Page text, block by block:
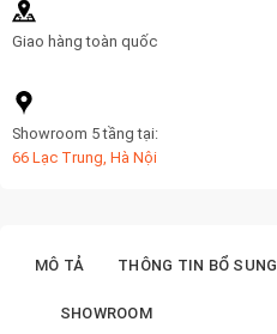
Giao hàng toàn quốc
Showroom 5 tầng tại:
66 Lạc Trung, Hà Nội
MÔ TẢ THÔNG TIN BỔ SUNG
SHOWROOM